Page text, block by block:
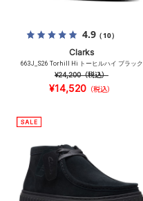
4.9（10）
Clarks
663J_S26 Torhill Hi トーヒルハイ ブラック
¥24,200（税込）
¥14,520 （税込）